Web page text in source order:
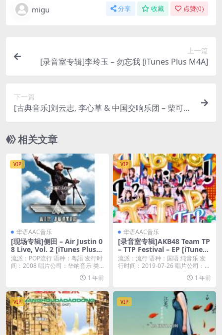
migu 分享 收藏 点赞(0)
上一篇
[录音室专辑]李玲玉 – 勿忘我 [iTunes Plus M4A]
下一篇
[古典音乐]刘云志, 李心草 & 中国交响乐团 – 柴可夫
相关文章
VIP
华语AAC音乐
[现场专辑]侧田 – Air Justin 0
8 Live, Vol. 2 [iTunes Plus
M4A]
流派：POP流行 语种：粵語 发行时
间：2008 唱片公司：华纳音乐 类
1 年前
VIP
华语AAC音乐
[录音室专辑]AKB48 Team TP
– TTP Festival – EP [iTunes
Plus AAC M4A]
流派：流行 语种：国语 纯音乐 发
行时间：2019-07-26 唱片公司：音
1 年前
VIP VIP